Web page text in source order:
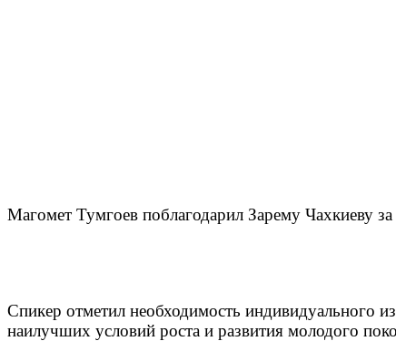
Магомет Тумгоев поблагодарил Зарему Чахкиеву
Спикер отметил необходимость индивидуального
наилучших условий роста и развития молодого